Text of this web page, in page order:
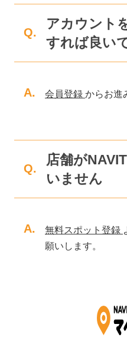
Q.
アカウント
すれば良い
A. 会員登録 からお進
Q.
店舗が
いません
A. 無料スポット登録
願いします。